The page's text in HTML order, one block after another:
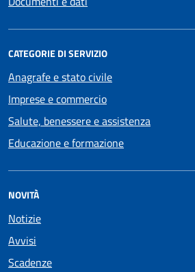
CATEGORIE DI SERVIZIO
Anagrafe e stato civile
Imprese e commercio
Salute, benessere e assistenza
Educazione e formazione
NOVITÀ
Notizie
Avvisi
Scadenze